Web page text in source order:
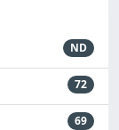
ND
72
69